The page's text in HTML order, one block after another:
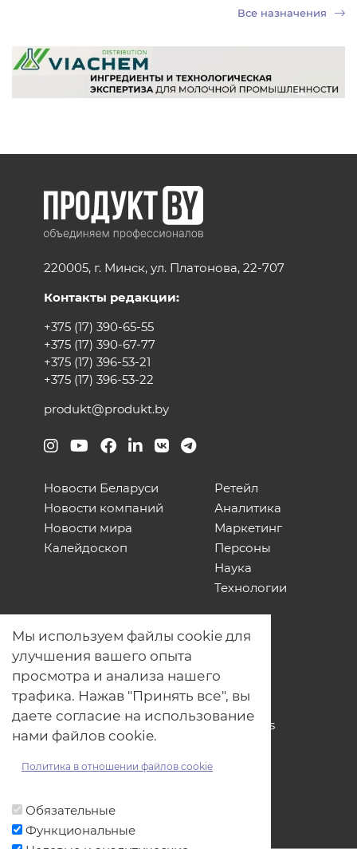
Все назначения
220005, г. Минск, ул. Платонова, 22-707
Контакты редакции:
+375 (17) 390-65-55
+375 (17) 390-67-77
+375 (17) 396-53-21
+375 (17) 396-53-22
produkt@produkt.by
Новости Беларуси
Новости компаний
Новости мира
Калейдоскоп
Ретейл
Аналитика
Маркетинг
Персоны
Наука
Технологии
О нас
Наши проекты
Связь с нами
Общая политика обработки
персональных данных
Политика обработки файлов Cookies
Политика обработки персональных
данных для мероприятий
Мы используем файлы cookie для
улучшения вашего опыта
просмотра и анализа нашего
трафика. Нажав "Принять все", вы
даете согласие на использование
нами файлов cookie.
Политика в отношении файлов cookie
Обязательные
Функциональные